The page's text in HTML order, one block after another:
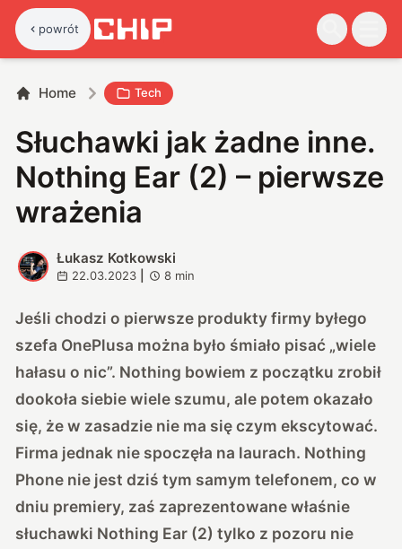
powrót
Home Tech
Słuchawki jak żadne inne.
Nothing Ear (2) – pierwsze
wrażenia
Ł
Łukasz Kotkowski
22.03.2023 8 min
Jeśli chodzi o pierwsze produkty firmy byłego
szefa OnePlusa można było śmiało pisać „wiele
hałasu o nic”. Nothing bowiem z początku zrobił
dookoła siebie wiele szumu, ale potem okazało
się, że w zasadzie nie ma się czym ekscytować.
Firma jednak nie spoczęła na laurach. Nothing
Phone nie jest dziś tym samym telefonem, co w
dniu premiery, zaś zaprezentowane właśnie
słuchawki Nothing Ear (2) tylko z pozoru nie